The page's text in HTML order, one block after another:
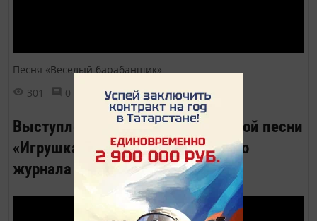
Песня «Веселый барабанщик»
301
0
Выступление ансамбля бардовской песни
«Игрушка» на презентации нашего
журнала